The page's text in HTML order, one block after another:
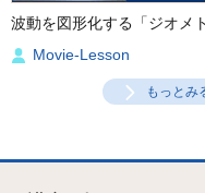
Movie-Lesson
もっとみ